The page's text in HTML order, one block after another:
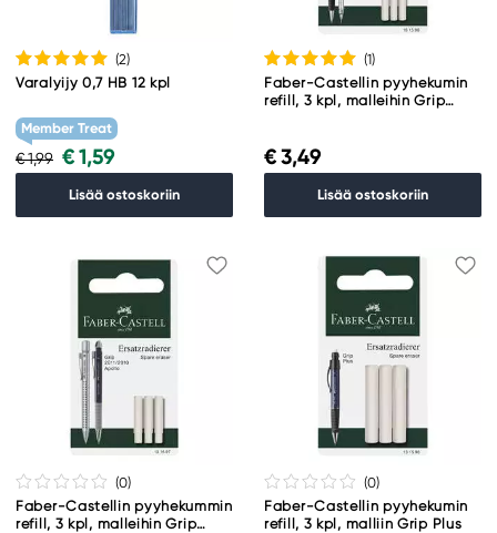
(2)
Varalyijy 0,7 HB 12 kpl
Member Treat
€ 1,99 € 1,59
Lisää ostoskoriin
(1)
Faber-Castellin pyyhekumin
refill, 3 kpl, malleihin Grip
€ 3,49
Lisää ostoskoriin
(0)
Faber-Castellin pyyhekummin
refill, 3 kpl, malleihin Grip
(0)
Faber-Castellin pyyhekumin
refill, 3 kpl, malliin Grip Plus